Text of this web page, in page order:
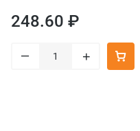
248.60 ₽
– +